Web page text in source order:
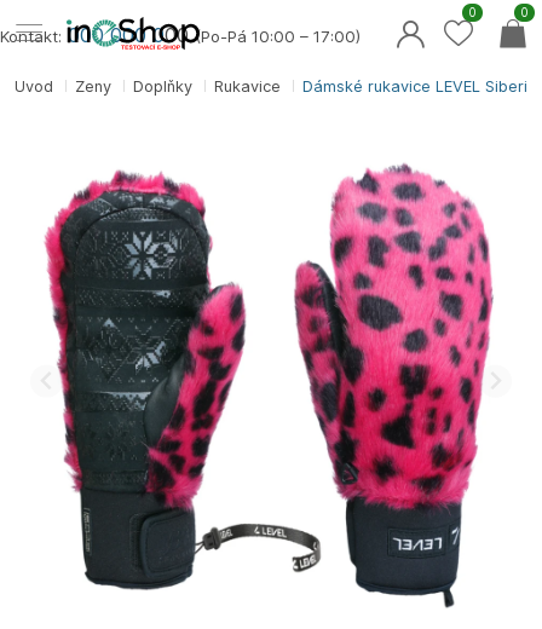
Úvod Ženy Doplňky Rukavice Dámské rukavice LEVEL
Kontakt: 000 000 000(Po-Pá 10:00 – 17:00)
0
0